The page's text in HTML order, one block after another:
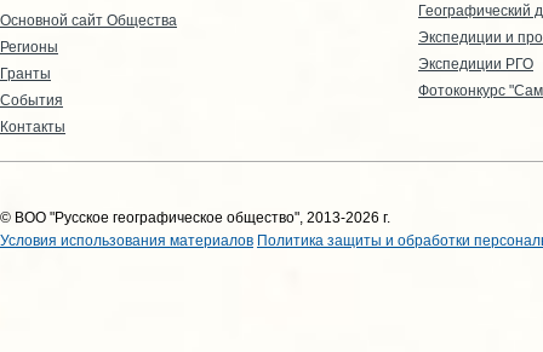
Основной сайт Общества
Регионы
Гранты
События
Контакты
Географический
Экспедиции и
Экспедиции РГО
Фотоконкурс
© ВОО "Русское географическое общество", 2013-2026 г.
Условия использования материалов Политика защиты и обработки